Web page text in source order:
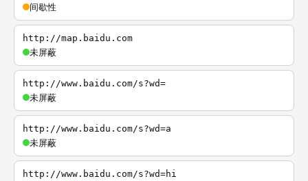
间歇性
http://map.baidu.com
未屏蔽
http://www.baidu.com/s?wd=
未屏蔽
http://www.baidu.com/s?wd=a
未屏蔽
http://www.baidu.com/s?wd=hi